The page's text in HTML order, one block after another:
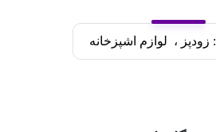
زودپز لوازم اشپزخانه